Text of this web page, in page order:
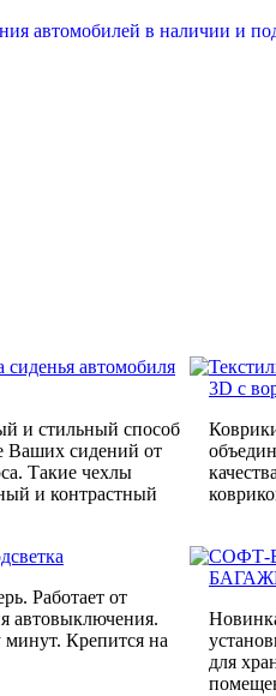
автомобиля
и стильный способ
Ваших сидений от
Такие чехлы
и контрастный
3D с
Работает от
автовыключения.
минут. Крепится на
СОФТ-
для